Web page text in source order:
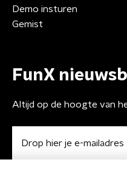
Demo insturen
Gemist
FunX
Altijd op de hoogte van